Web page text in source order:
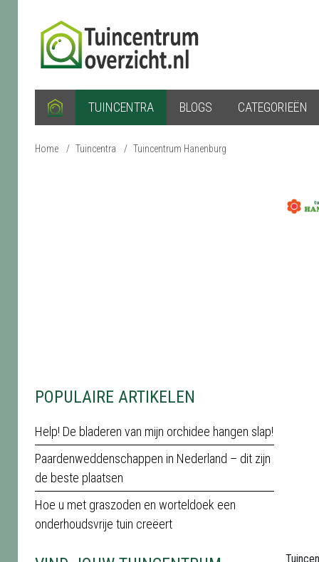
TUINCENTRA BLOGS CATEGORIEËN
Home / Tuincentra / Tuincentrum Hanenburg
POPULAIRE ARTIKELEN
Help! De bladeren van mijn orchidee hangen slap!
Paardenweddenschappen in Nederland – dit zijn
de beste plaatsen
Hoe u met graszoden en worteldoek een
onderhoudsvrije tuin creëert